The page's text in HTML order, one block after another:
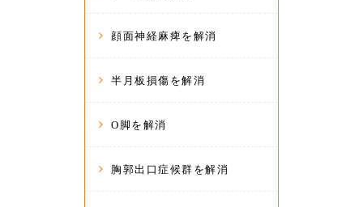
顔面神経麻痺を解消
半月板損傷を解消
O脚を解消
胸郭出口症候群を解消